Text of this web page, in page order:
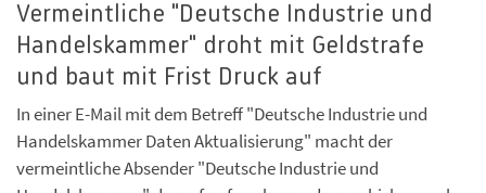
Vermeintliche "Deutsche Industrie und
Handelskammer" droht mit Geldstrafe
und baut mit Frist Druck auf
In einer E-Mail mit dem Betreff "Deutsche Industrie und
Handelskammer Daten Aktualisierung" macht der
vermeintliche Absender "Deutsche Industrie und